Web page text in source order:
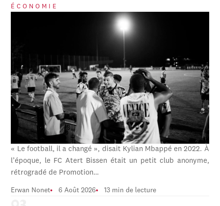
ÉCONOMIE
« Le football, il a changé », disait Kylian Mbappé en 2022. À
l’époque, le FC Atert Bissen était un petit club anonyme,
rétrogradé de Promotion…
Erwan Nonet 6 Août 2026 13 min de lecture